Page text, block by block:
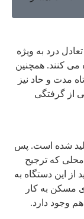
درد به ویژه
کنند. همچنین
مدت و حاد نیز
از گرفتگی
شده است. پس
که ترجیح
این دستگاه به
مسکن به کار
وجود دارد.